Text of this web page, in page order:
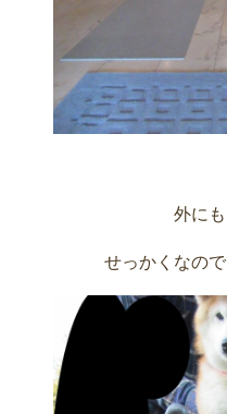
外にも
せっかくなの